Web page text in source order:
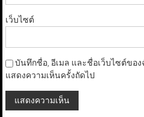
เว็บไซต์
บันทึกชื่อ, อีเมล และชื่อเว็บไซต์ขอ
แสดงความเห็นครั้งถัดไป